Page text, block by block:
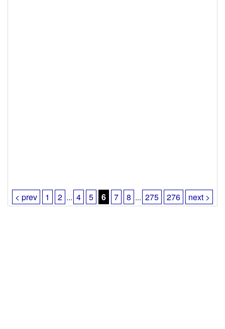
< prev 1 2 ... 4 5 6 7 8 ... 275 276 next >